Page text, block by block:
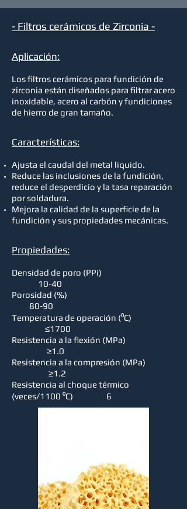
- Filtros cerámicos de Zirconia -
Aplicación:
Los filtros cerámicos para fundición de
zirconia están diseñados para filtrar acero
inoxidable, acero al carbón y fundiciones
de hierro de gran tamaño.
Características:
Ajusta el caudal del metal liquido.
Reduce las inclusiones de la fundición,
reduce el desperdicio y la tasa reparación
por soldadura.
Mejora la calidad de la superficie de la
fundición y sus propiedades mecánicas.
Propiedades:
Densidad de poro (PPi)
10-40
Porosidad (%)
80-90
Temperatura de operación (⁰C)
≤1700
Resistencia a la flexión (MPa)
≥1.0
Resistencia a la compresión (MPa)
≥1.2
Resistencia al choque térmico
(veces/1100 ⁰C) 6